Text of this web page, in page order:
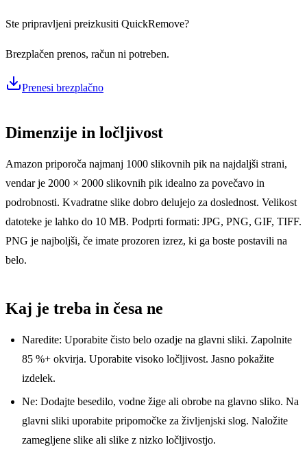
Ste pripravljeni preizkusiti QuickRemove?
Brezplačen prenos, račun ni potreben.
Prenesi brezplačno
Dimenzije in ločljivost
Amazon priporoča najmanj 1000 slikovnih pik na najdaljši strani,
vendar je 2000 × 2000 slikovnih pik idealno za povečavo in
podrobnosti. Kvadratne slike dobro delujejo za doslednost. Velikost
datoteke je lahko do 10 MB. Podprti formati: JPG, PNG, GIF, TIFF.
PNG je najboljši, če imate prozoren izrez, ki ga boste postavili na
belo.
Kaj je treba in česa ne
Naredite: Uporabite čisto belo ozadje na glavni sliki. Zapolnite
85 %+ okvirja. Uporabite visoko ločljivost. Jasno pokažite
izdelek.
Ne: Dodajte besedilo, vodne žige ali obrobe na glavno sliko. Na
glavni sliki uporabite pripomočke za življenjski slog. Naložite
zamegljene slike ali slike z nizko ločljivostjo.